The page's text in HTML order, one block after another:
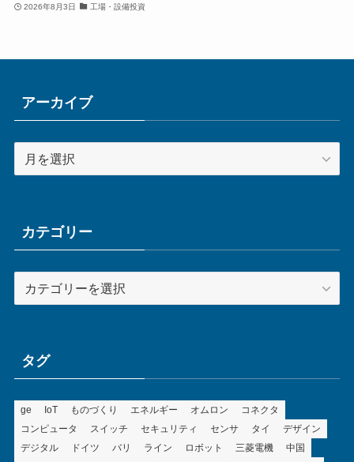
2026年8月3日 工場・設備投資
アーカイブ
ー
ブカテゴリー
ータグ
ge IoT ものづくり エネルギー オムロン
コネクタ
コンピュータ
スイッチ セキュリティ センサ タイ
デザイン
デジタル
ドイツ バリ ライン ロボット 三菱電機
中国